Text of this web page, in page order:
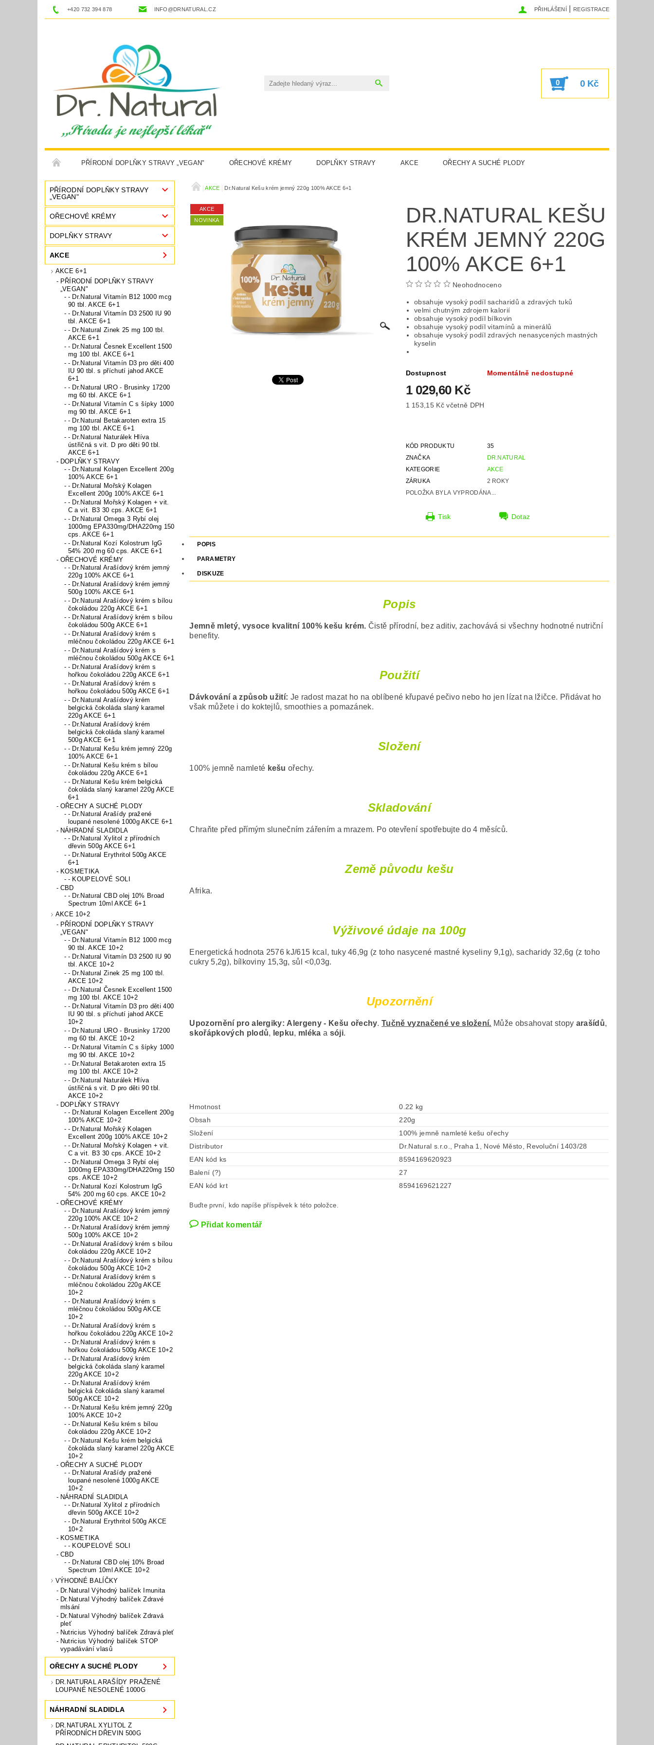
+420 732 394 878 INFO@DRNATURAL.CZ PŘIHLÁŠENÍ REGISTRACE
0 0 Kč
PŘÍRODNÍ DOPLŇKY STRAVY „VEGAN" OŘECHOVÉ KRÉMY DOPLŇKY STRAVY AKCE OŘECHY A SUCHÉ PLODY
NÁHRADNÍ SLADIDLA CESTOVÁNÍ KOSMETIKA CBD SIRUPY
OBCHODNÍ PODMÍNKY KONTAKTY PODMÍNKY OCHRANY OSOBNÍCH ÚDAJŮ
PŘÍRODNÍ DOPLŇKY STRAVY
„VEGAN"
OŘECHOVÉ KRÉMY
DOPLŇKY STRAVY
AKCE
AKCE 6+1
PŘÍRODNÍ DOPLŇKY STRAVY
„VEGAN"
- Dr.Natural Vitamín B12 1000 mcg
90 tbl. AKCE 6+1
- Dr.Natural Vitamín D3 2500 IU 90
tbl. AKCE 6+1
- Dr.Natural Zinek 25 mg 100 tbl.
AKCE 6+1
- Dr.Natural Česnek Excellent 1500
mg 100 tbl. AKCE 6+1
- Dr.Natural Vitamín D3 pro děti 400
IU 90 tbl. s příchutí jahod AKCE
6+1
- Dr.Natural URO - Brusinky 17200
mg 60 tbl. AKCE 6+1
- Dr.Natural Vitamín C s šípky 1000
mg 90 tbl. AKCE 6+1
- Dr.Natural Betakaroten extra 15
mg 100 tbl. AKCE 6+1
- Dr.Natural Naturálek Hlíva
ústřičná s vit. D pro děti 90 tbl.
AKCE 6+1
DOPLŇKY STRAVY
- Dr.Natural Kolagen Excellent 200g
100% AKCE 6+1
- Dr.Natural Mořský Kolagen
Excellent 200g 100% AKCE 6+1
- Dr.Natural Mořský Kolagen + vit.
C a vit. B3 30 cps. AKCE 6+1
- Dr.Natural Omega 3 Rybí olej
1000mg EPA330mg/DHA220mg 150
cps. AKCE 6+1
- Dr.Natural Kozí Kolostrum IgG
54% 200 mg 60 cps. AKCE 6+1
OŘECHOVÉ KRÉMY
- Dr.Natural Arašídový krém jemný
220g 100% AKCE 6+1
- Dr.Natural Arašídový krém jemný
500g 100% AKCE 6+1
- Dr.Natural Arašídový krém s bílou
čokoládou 220g AKCE 6+1
- Dr.Natural Arašídový krém s bílou
čokoládou 500g AKCE 6+1
- Dr.Natural Arašídový krém s
mléčnou čokoládou 220g AKCE 6+1
- Dr.Natural Arašídový krém s
mléčnou čokoládou 500g AKCE 6+1
- Dr.Natural Arašídový krém s
hořkou čokoládou 220g AKCE 6+1
- Dr.Natural Arašídový krém s
hořkou čokoládou 500g AKCE 6+1
- Dr.Natural Arašídový krém
belgická čokoláda slaný karamel
220g AKCE 6+1
- Dr.Natural Arašídový krém
belgická čokoláda slaný karamel
500g AKCE 6+1
- Dr.Natural Kešu krém jemný 220g
100% AKCE 6+1
- Dr.Natural Kešu krém s bílou
čokoládou 220g AKCE 6+1
- Dr.Natural Kešu krém belgická
čokoláda slaný karamel 220g AKCE
6+1
OŘECHY A SUCHÉ PLODY
- Dr.Natural Arašídy pražené
loupané nesolené 1000g AKCE 6+1
NÁHRADNÍ SLADIDLA
- Dr.Natural Xylitol z přírodních
dřevin 500g AKCE 6+1
- Dr.Natural Erythritol 500g AKCE
6+1
KOSMETIKA
- KOUPELOVÉ SOLI
CBD
- Dr.Natural CBD olej 10% Broad
Spectrum 10ml AKCE 6+1
AKCE 10+2
PŘÍRODNÍ DOPLŇKY STRAVY
„VEGAN"
- Dr.Natural Vitamín B12 1000 mcg
90 tbl. AKCE 10+2
- Dr.Natural Vitamín D3 2500 IU 90
tbl. AKCE 10+2
- Dr.Natural Zinek 25 mg 100 tbl.
AKCE 10+2
- Dr.Natural Česnek Excellent 1500
mg 100 tbl. AKCE 10+2
- Dr.Natural Vitamín D3 pro děti 400
IU 90 tbl. s příchutí jahod AKCE
10+2
- Dr.Natural URO - Brusinky 17200
mg 60 tbl. AKCE 10+2
- Dr.Natural Vitamín C s šípky 1000
mg 90 tbl. AKCE 10+2
- Dr.Natural Betakaroten extra 15
mg 100 tbl. AKCE 10+2
- Dr.Natural Naturálek Hlíva
ústřičná s vit. D pro děti 90 tbl.
AKCE 10+2
DOPLŇKY STRAVY
- Dr.Natural Kolagen Excellent 200g
100% AKCE 10+2
- Dr.Natural Mořský Kolagen
Excellent 200g 100% AKCE 10+2
- Dr.Natural Mořský Kolagen + vit.
C a vit. B3 30 cps. AKCE 10+2
- Dr.Natural Omega 3 Rybí olej
1000mg EPA330mg/DHA220mg 150
cps. AKCE 10+2
- Dr.Natural Kozí Kolostrum IgG
54% 200 mg 60 cps. AKCE 10+2
OŘECHOVÉ KRÉMY
- Dr.Natural Arašídový krém jemný
220g 100% AKCE 10+2
- Dr.Natural Arašídový krém jemný
500g 100% AKCE 10+2
- Dr.Natural Arašídový krém s bílou
čokoládou 220g AKCE 10+2
- Dr.Natural Arašídový krém s bílou
čokoládou 500g AKCE 10+2
- Dr.Natural Arašídový krém s
mléčnou čokoládou 220g AKCE
10+2
- Dr.Natural Arašídový krém s
mléčnou čokoládou 500g AKCE
10+2
- Dr.Natural Arašídový krém s
hořkou čokoládou 220g AKCE 10+2
- Dr.Natural Arašídový krém s
hořkou čokoládou 500g AKCE 10+2
- Dr.Natural Arašídový krém
belgická čokoláda slaný karamel
220g AKCE 10+2
- Dr.Natural Arašídový krém
belgická čokoláda slaný karamel
500g AKCE 10+2
- Dr.Natural Kešu krém jemný 220g
100% AKCE 10+2
- Dr.Natural Kešu krém s bílou
čokoládou 220g AKCE 10+2
- Dr.Natural Kešu krém belgická
čokoláda slaný karamel 220g AKCE
10+2
OŘECHY A SUCHÉ PLODY
- Dr.Natural Arašídy pražené
loupané nesolené 1000g AKCE
10+2
NÁHRADNÍ SLADIDLA
- Dr.Natural Xylitol z přírodních
dřevin 500g AKCE 10+2
- Dr.Natural Erythritol 500g AKCE
10+2
KOSMETIKA
- KOUPELOVÉ SOLI
CBD
- Dr.Natural CBD olej 10% Broad
Spectrum 10ml AKCE 10+2
VÝHODNÉ BALÍČKY
Dr.Natural Výhodný balíček Imunita
Dr.Natural Výhodný balíček Zdravé
mlsání
Dr.Natural Výhodný balíček Zdravá
pleť
Nutricius Výhodný balíček Zdravá pleť
Nutricius Výhodný balíček STOP
vypadávání vlasů
OŘECHY A SUCHÉ PLODY
DR.NATURAL ARAŠÍDY PRAŽENÉ
LOUPANÉ NESOLENÉ 1000G
NÁHRADNÍ SLADIDLA
DR.NATURAL XYLITOL Z
PŘÍRODNÍCH DŘEVIN 500G
AKCE Dr.Natural Kešu krém jemný 220g 100% AKCE 6+1
AKCE
NOVINKA
DR.NATURAL KEŠU
KRÉM JEMNÝ 220G
100% AKCE 6+1
Neohodnoceno
obsahuje vysoký podíl sacharidů a zdravých tuků
velmi chutným zdrojem kalorií
obsahuje vysoký podíl bílkovin
obsahuje vysoký podíl vitamínů a minerálů
obsahuje vysoký podíl zdravých nenasycených mastných
kyselin
Dostupnost Momentálně nedostupné
1 029,60 Kč
1 153,15 Kč včetně DPH
KÓD PRODUKTU
35
ZNAČKA
DR.NATURAL
KATEGORIE
AKCE
ZÁRUKA
2 ROKY
POLOŽKA BYLA VYPRODÁNA...
Tisk Dotaz
POPIS
PARAMETRY
DISKUZE
Popis
Jemně mletý, vysoce kvalitní 100% kešu krém. Čistě přírodní, bez aditiv, zachovává si všechny hodnotné nutriční
benefity.
Použití
Dávkování a způsob užití: Je radost mazat ho na oblíbené křupavé pečivo nebo ho jen lízat na lžičce. Přidávat ho
však můžete i do koktejlů, smoothies a pomazánek.
Složení
100% jemně namleté kešu ořechy.
Skladování
Chraňte před přímým slunečním zářením a mrazem. Po otevření spotřebujte do 4 měsíců.
Země původu kešu
Afrika.
Výživové údaje na 100g
Energetická hodnota 2576 kJ/615 kcal, tuky 46,9g (z toho nasycené mastné kyseliny 9,1g), sacharidy 32,6g (z toho
cukry 5,2g), bílkoviny 15,3g, sůl <0,03g.
Upozornění
Upozornění pro alergiky: Alergeny - Kešu ořechy.Tučně vyznačené ve složení. Může obsahovat stopy arašídů,
skořápkových plodů, lepku, mléka a sóji.
Hmotnost
0.22 kg
Obsah
220g
Složení
100% jemně namleté kešu ořechy
Distributor
Dr.Natural s.r.o., Praha 1, Nové Město, Revoluční 1403/28
EAN kód ks
8594169620923
Balení (?)
27
EAN kód krt
8594169621227
Buďte první, kdo napíše příspěvek k této položce.
Přidat komentář